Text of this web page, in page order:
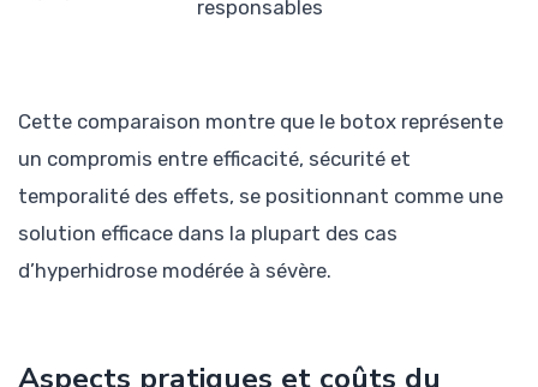
responsables
Cette comparaison montre que le botox représente
un compromis entre efficacité, sécurité et
temporalité des effets, se positionnant comme une
solution efficace dans la plupart des cas
d’hyperhidrose modérée à sévère.
Aspects pratiques et coûts du